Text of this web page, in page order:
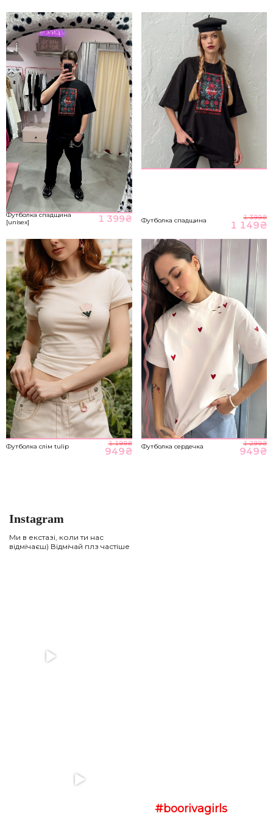
Футболка спадщина
[unisex]
1 399₴ Футболка спадщина 1 399₴
1 149₴
Футболка слім tulip 1 199₴
949₴ Футболка сердечка 1 299₴
949₴
Instagram
Ми в екстазі, коли ти нас
відмічаєш) Відмічай плз частіше
#boorivagirls
ВІДПРАВИТИ
НА ГОЛОВНУ
S-M 85-89 65-70 93-98
M-L 89-93 70-76 98-104
*розміри вказані в сантиметрах
Розмір речі